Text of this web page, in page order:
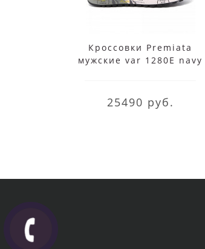
Кроссовки Premiata
мужские var 1280E navy
25490 руб.